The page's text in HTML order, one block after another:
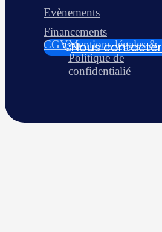
Evènements
Financements
Nous contacter
CGVMentions légales &
Politique de
confidentialié